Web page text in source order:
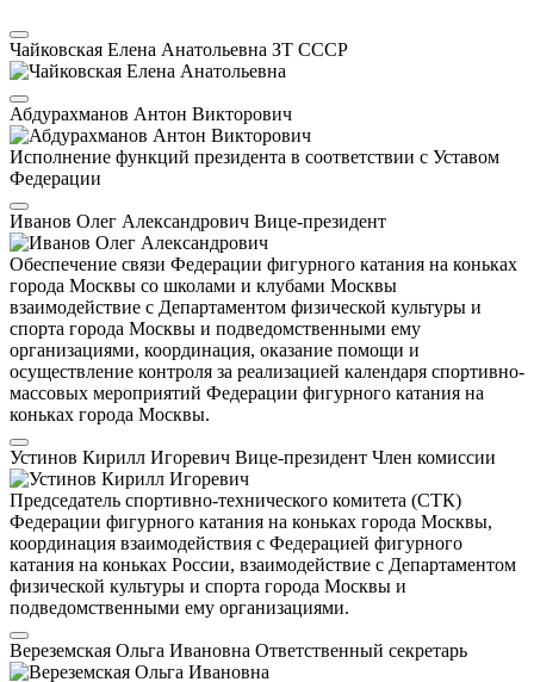
Чайковская Елена Анатольевна ЗТ СССР
Абдурахманов Антон Викторович
Исполнение функций президента в соответствии с Уставом
Федерации
Иванов Олег Александрович Вице-президент
Обеспечение связи Федерации фигурного катания на коньках
города Москвы со школами и клубами Москвы
взаимодействие с Департаментом физической культуры и
спорта города Москвы и подведомственными ему
организациями, координация, оказание помощи и
осуществление контроля за реализацией календаря спортивно-
массовых мероприятий Федерации фигурного катания на
коньках города Москвы.
Устинов Кирилл Игоревич Вице-президент Член комиссии
Председатель спортивно-технического комитета (СТК)
Федерации фигурного катания на коньках города Москвы,
координация взаимодействия с Федерацией фигурного
катания на коньках России, взаимодействие с Департаментом
физической культуры и спорта города Москвы и
подведомственными ему организациями.
Вереземская Ольга Ивановна Ответственный секретарь